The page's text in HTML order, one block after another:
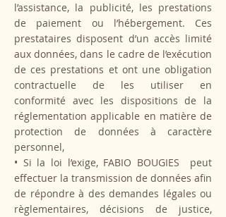
l’assistance, la publicité, les prestations
de paiement ou l’hébergement. Ces
prestataires disposent d’un accès limité
aux données, dans le cadre de l’exécution
de ces prestations et ont une obligation
contractuelle de les utiliser en
conformité avec les dispositions de la
réglementation applicable en matière de
protection de données à caractère
personnel,
• Si la loi l’exige, FABIO BOUGIES peut
effectuer la transmission de données afin
de répondre à des demandes légales ou
règlementaires, décisions de justice,